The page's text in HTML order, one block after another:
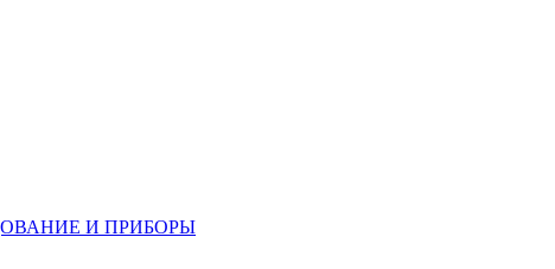
И ПРИБОРЫ